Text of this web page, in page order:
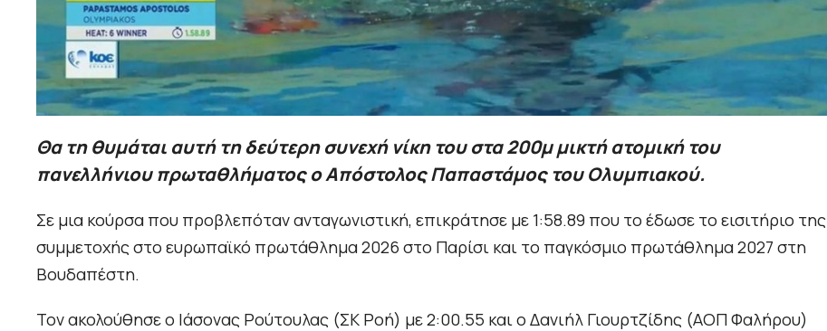
Θα τη θυμάται αυτή τη δεύτερη συνεχή νίκη του στα 200μ μικτή ατομική του
πανελλήνιου πρωταθλήματος ο Απόστολος Παπαστάμος του Ολυμπιακού.
Σε μια κούρσα που προβλεπόταν ανταγωνιστική, επικράτησε με 1:58.89 που το έδωσε το εισιτήριο της
συμμετοχής στο ευρωπαϊκό πρωτάθλημα 2026 στο Παρίσι και το παγκόσμιο πρωτάθλημα 2027 στη
Βουδαπέστη.
Τον ακολούθησε ο Ιάσονας Ρούτουλας (ΣΚ Ροή) με 2:00.55 και ο Δανιήλ Γιουρτζίδης (ΑΟΠ Φαλήρου)